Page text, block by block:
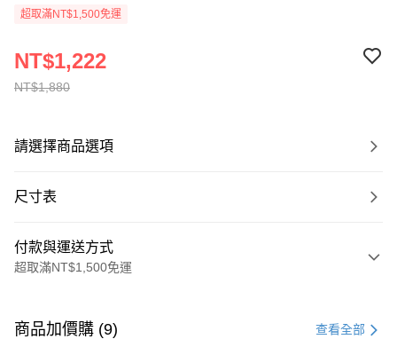
超取滿NT$1,500免運
NT$1,880
NT$1,222
請選擇商品選項
尺寸表
付款與運送方式
超取滿NT$1,500免運
信用卡一次付款
商品加價購 (9) 查看全部